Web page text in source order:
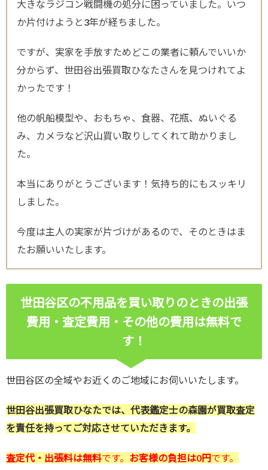
大きなラジコン戦闘機の処分に困っていました。いつ
か片付けようと3年が経ちました。
ですが、実家を手放すためどこの業者に頼んでいいか
分からず、世田谷出張買取ひなたさんを見つけれてよ
かったです！
他の帆船模型や、おもちゃ、食器、花瓶、ぬいぐる
み、カメラなど沢山買い取りしてくれて助かりまし
た。
本当にありがとうございます！気持ち的にもスッキリ
しました。
今度は主人の実家が片づけがあるので、そのときはま
たお願いいたします。
世田谷区の不用品を買い取りのときの出張
費用・査定費用・その他の費用は無料で
す！
世田谷区の全域やお近くのご地域にお伺いいたします。
世田谷出張買取ひなたでは、代表鑑定士の森園が買取査定
を責任を持ってご対応させていただきます。
査定代・出張料は無料です。 お客様の負担は0円です。